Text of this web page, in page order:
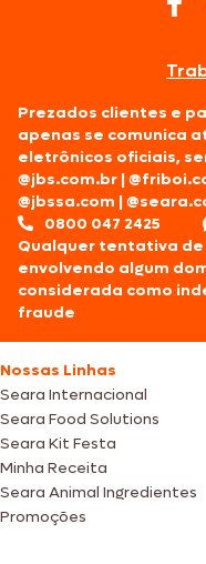
Prezados clientes e
apenas se comunica
eletrônicos oficiais,
@jbs.com.br |
@jbssa.com |
0800 047 2425
Qualquer tentativa
envolvendo algum
considerada como
fraude
Nossas Linhas
Seara Internacional
Seara Food Solutions
Seara Kit Festa
Minha Receita
Seara Animal Ingredientes
Promoções